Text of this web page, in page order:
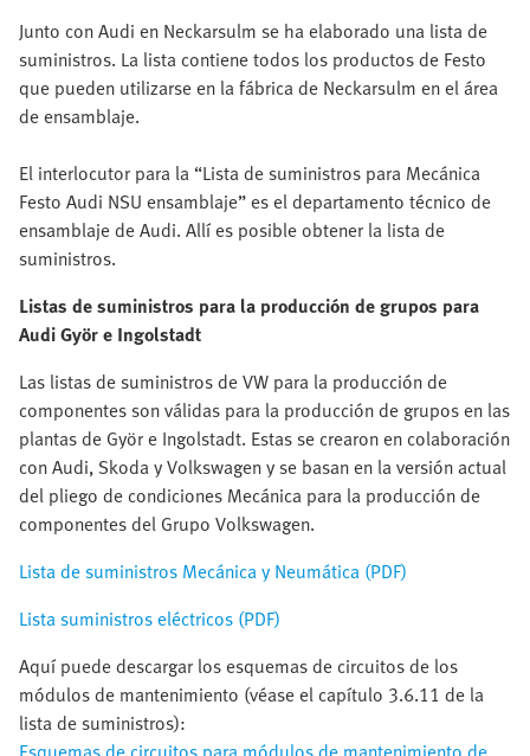
Junto con Audi en Neckarsulm se ha elaborado una lista de
suministros. La lista contiene todos los productos de Festo
que pueden utilizarse en la fábrica de Neckarsulm en el área
de ensamblaje.
El interlocutor para la “Lista de suministros para Mecánica
Festo Audi NSU ensamblaje” es el departamento técnico de
ensamblaje de Audi. Allí es posible obtener la lista de
suministros.
Listas de suministros para la producción de grupos para
Audi Györ e Ingolstadt
Las listas de suministros de VW para la producción de
componentes son válidas para la producción de grupos en las
plantas de Györ e Ingolstadt. Estas se crearon en colaboración
con Audi, Skoda y Volkswagen y se basan en la versión actual
del pliego de condiciones Mecánica para la producción de
componentes del Grupo Volkswagen.
Lista de suministros Mecánica y Neumática (PDF)
Lista suministros eléctricos (PDF)
Aquí puede descargar los esquemas de circuitos de los
módulos de mantenimiento (véase el capítulo 3.6.11 de la
lista de suministros):